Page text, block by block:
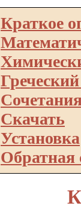
Краткое
Скачать
Установка
Обратная